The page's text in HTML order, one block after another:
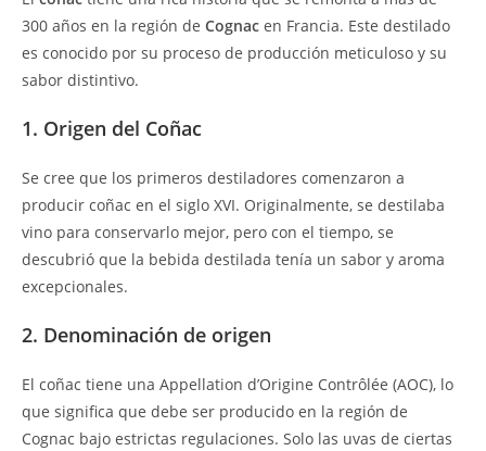
300 años en la región de Cognac en Francia. Este destilado
es conocido por su proceso de producción meticuloso y su
sabor distintivo.
1. Origen del Coñac
Se cree que los primeros destiladores comenzaron a
producir coñac en el siglo XVI. Originalmente, se destilaba
vino para conservarlo mejor, pero con el tiempo, se
descubrió que la bebida destilada tenía un sabor y aroma
excepcionales.
2. Denominación de origen
El coñac tiene una Appellation d’Origine Contrôlée (AOC), lo
que significa que debe ser producido en la región de
Cognac bajo estrictas regulaciones. Solo las uvas de ciertas